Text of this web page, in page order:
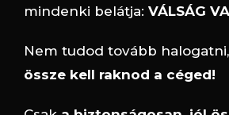
mindenki belátja: VÁLSÁG
Nem tudod tovább halogatni,
össze kell raknod a céged!